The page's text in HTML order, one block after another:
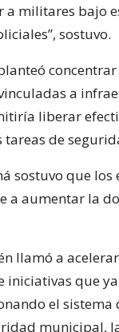
a militares bajo
sostuvo.
a
liberar
de
sostuvo que los
a aumentar la
llamó a
iniciativas que
el sistema
municipal,